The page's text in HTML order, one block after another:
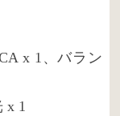
x 1、バラン
x 1